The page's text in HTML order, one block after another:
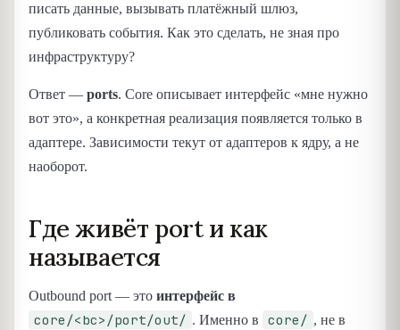
писать данные, вызывать платёжный шлюз,
публиковать события. Как это сделать, не зная про
инфраструктуру?
Ответ — ports. Core описывает интерфейс «мне нужно
вот это», а конкретная реализация появляется только в
адаптере. Зависимости текут от адаптеров к ядру, а не
наоборот.
Где живёт port и как
называется
Outbound port — это интерфейс в
core/<bc>/port/out/ . Именно в core/ , не в